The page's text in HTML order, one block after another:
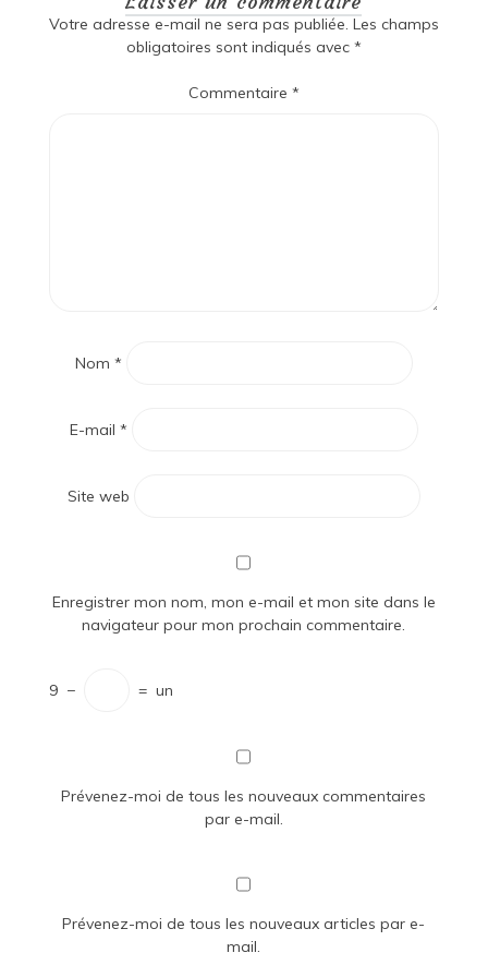
Votre adresse e-mail ne sera pas publiée. Les champs
obligatoires sont indiqués avec *
Commentaire *
Nom *
E-mail *
Site web
Enregistrer mon nom, mon e-mail et mon site dans le
navigateur pour mon prochain commentaire.
9 − = un
Prévenez-moi de tous les nouveaux commentaires
par e-mail.
Prévenez-moi de tous les nouveaux articles par e-
mail.